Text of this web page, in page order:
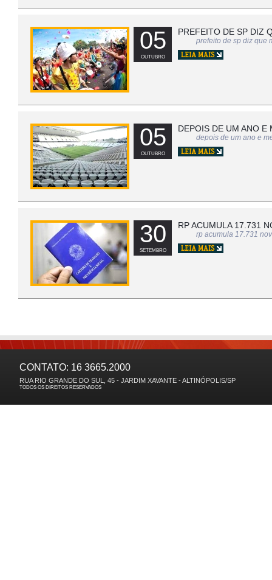
05
OUTUBRO
PREFEITO DE SP DIZ
prefeito de sp diz que
05
OUTUBRO
DEPOIS DE UM ANO E
depois de um ano e
30
SETEMBRO
RP ACUMULA 17.731
rp acumula 17.731
CONTATO: 16 3665.2000
RUA RIO GRANDE DO SUL, 45 - JARDIM XAVANTE - ALTINÓPOLIS/SP
TODOS OS DIREITOS RESERVADOS